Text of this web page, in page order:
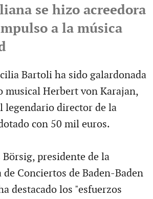
se hizo acreedora
a la música
Bartoli ha sido galardonada
musical Herbert von Karajan,
legendario director de la
con 50 mil euros.
presidente de la
Conciertos de Baden-Baden
destacado los "esfuerzos